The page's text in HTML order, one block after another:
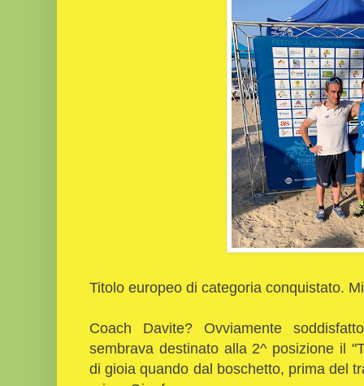
Titolo europeo di categoria conquistato.
Coach Davite? Ovviamente
sembrava destinato alla 2^ posizione il
di gioia quando dal boschetto, prima del